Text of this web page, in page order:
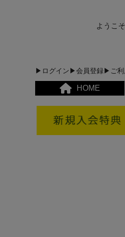
ようこそ
▶ログイン▶会員登録▶ご利
HOME